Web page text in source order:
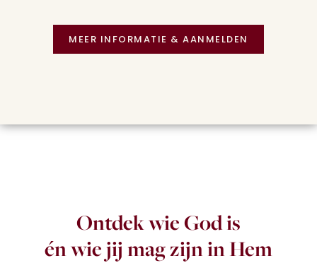
MEER INFORMATIE & AANMELDEN
Ontdek wie God is
én wie jij mag zijn in Hem